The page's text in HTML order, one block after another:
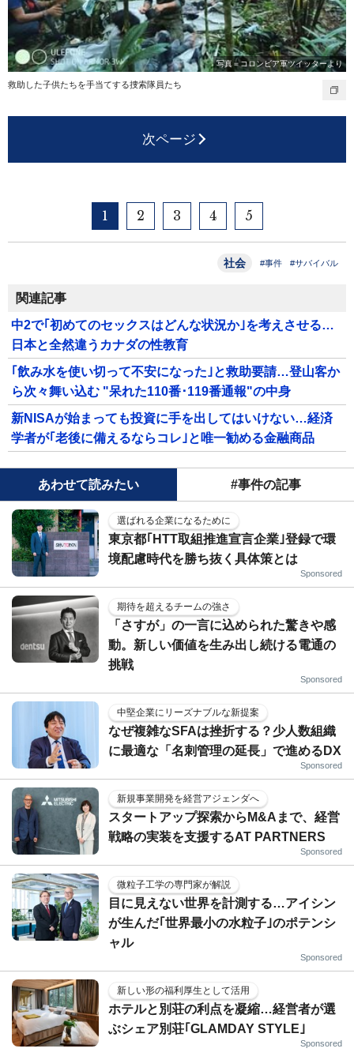
写真＝コロンビア軍ツイッターより
救助した子供たちを手当てする捜索隊員たち
次ページ
1 2 3 4 5
社会 #事件 #サバイバル
関連記事
中2で｢初めてのセックスはどんな状況か｣を考えさせる…
日本と全然違うカナダの性教育
｢飲み水を使い切って不安になった｣と救助要請…登山客か
ら次々舞い込む "呆れた110番･119番通報"の中身
新NISAが始まっても投資に手を出してはいけない…経済
学者が｢老後に備えるならコレ｣と唯一勧める金融商品
あわせて読みたい #事件の記事
選ばれる企業になるために
東京都｢HTT取組推進宣言企業｣登録で環
境配慮時代を勝ち抜く具体策とは
Sponsored
期待を超えるチームの強さ
「さすが」の一言に込められた驚きや感
動。新しい価値を生み出し続ける電通の
挑戦
Sponsored
中堅企業にリーズナブルな新提案
なぜ複雑なSFAは挫折する？少人数組織
に最適な「名刺管理の延長」で進めるDX
Sponsored
新規事業開発を経営アジェンダへ
スタートアップ探索からM&Aまで、経営
戦略の実装を支援するAT PARTNERS
Sponsored
微粒子工学の専門家が解説
目に見えない世界を計測する…アイシン
が生んだ｢世界最小の水粒子｣のポテンシ
ャル
Sponsored
新しい形の福利厚生として活用
ホテルと別荘の利点を凝縮…経営者が選
ぶシェア別荘｢GLAMDAY STYLE｣
Sponsored